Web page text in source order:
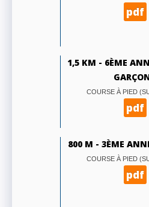
pdf
1,5 KM - 6ÈME
COURSE À PIED
pdf
800 M - 3ÈME
COURSE À PIED
pdf